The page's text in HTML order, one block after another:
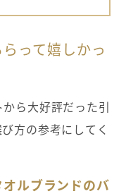
って嬉しかっ
ら大好評だった引
方の参考にしてく
ルブランドのバ